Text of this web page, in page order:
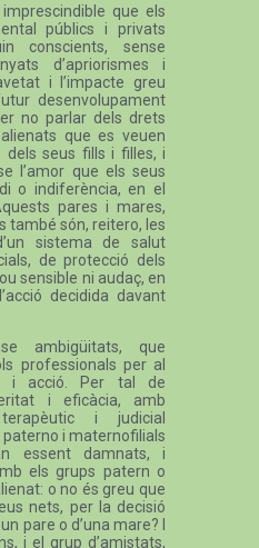
que els
públics i privats
conscients, sense
d’apriorismes i
i l’impacte greu
desenvolupament
no parlar dels drets
que es veuen
dels seus fills i filles, i
l’amor que els seus
o indiferència, en el
pares i mares,
també són, reitero, les
sistema de salut
de protecció dels
sensible ni audaç, en
decidida davant
ambigüitats, que
professionals per al
i acció. Per tal de
i eficàcia, amb
terapèutic i judicial
paterno i maternofilials
essent damnats, i
els grups patern o
o no és greu que
nets, per la decisió
pare o d’una mare? I
i el grup d’amistats,